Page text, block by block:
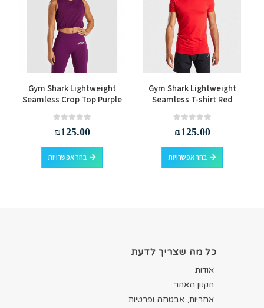
למוצר זה יש מספר סוגים. ניתן לבחור את האפשרויות בעמוד המוצר
Gym Shark Lightweight
Seamless T-shirt Red
₪125.00
בחר אפשרויות
למוצר זה יש מספר סוגים. ניתן לבחור את האפשרויות בעמוד המוצר
למוצר זה יש מספר סוגים. ניתן לבחור את האפשרויות בעמוד המוצר
Gym Shark Lightweight
Seamless Crop Top Purple
₪125.00
בחר אפשרויות
למוצר זה יש מספר סוגים. ניתן לבחור את האפשרויות בעמוד המוצר
כל מה שצריך לדעת
אודות
תקנון האתר
אחריות, אבטחה ופרטיות